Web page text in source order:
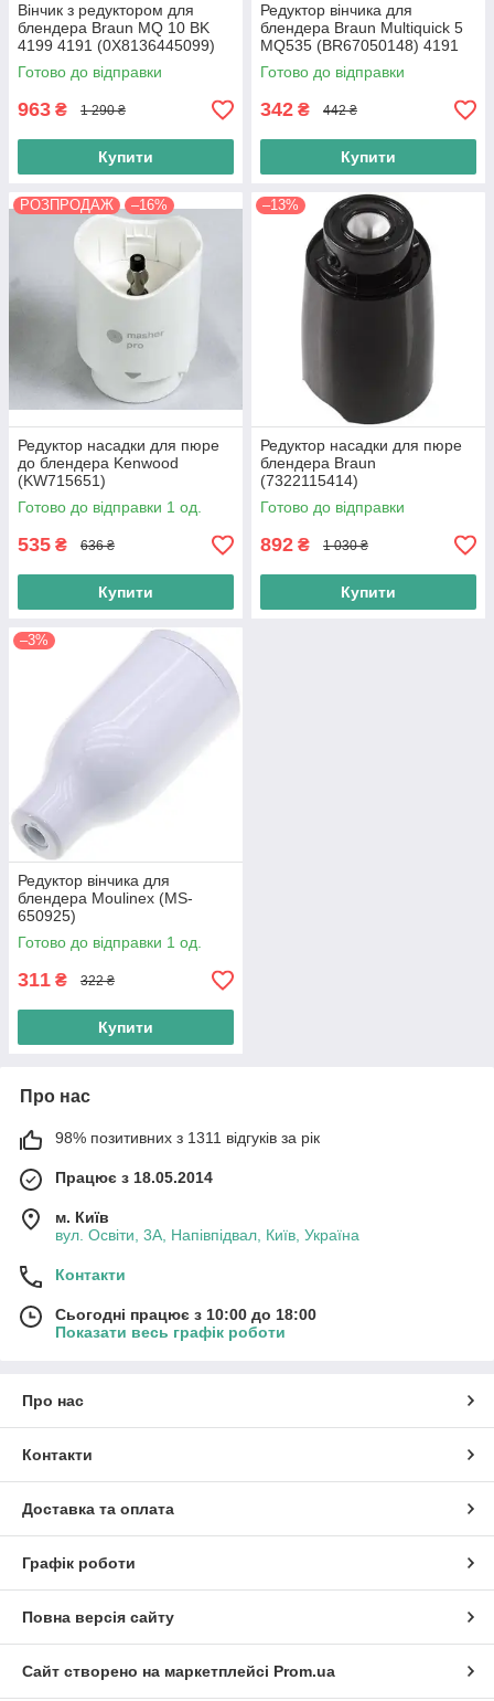
Вінчик з редуктором для
блендера Braun MQ 10 BK
4199 4191 (0X8136445099)
Multiquick
Готово до відправки
963 ₴ 1 290 ₴
Купити
Редуктор вінчика для
блендера Braun Multiquick 5
MQ535 (BR67050148) 4191
4199 Оригінал
Готово до відправки
342 ₴ 442 ₴
Купити
РОЗПРОДАЖ –16%
Редуктор насадки для пюре
до блендера Kenwood
(KW715651)
Готово до відправки 1 од.
535 ₴ 636 ₴
Купити
–13%
Редуктор насадки для пюре
блендера Braun
(7322115414)
Готово до відправки
892 ₴ 1 030 ₴
Купити
–3%
Редуктор вінчика для
блендера Moulinex (MS-
650925)
Готово до відправки 1 од.
311 ₴ 322 ₴
Купити
Про нас
98% позитивних з 1311 відгуків за рік
Працює з 18.05.2014
м. Київ
вул. Освіти, 3А, Напівпідвал, Київ, Україна
Контакти
Сьогодні працює з 10:00 до 18:00
Показати весь графік роботи
Про нас
Контакти
Доставка та оплата
Графік роботи
Повна версія сайту
Сайт створено на маркетплейсі Prom.ua